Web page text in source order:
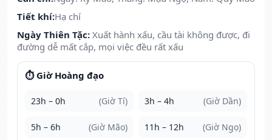
Tiết khí:Hạ chí
Ngày Thiên Tặc: Xuất hành xấu, cầu tài không được, đi
đường dễ mất cắp, mọi việc đều rất xấu
⏱️ Giờ Hoàng đạo
23h – 0h (Giờ Tí) 3h – 4h (Giờ Dần)
5h – 6h (Giờ Mão) 11h – 12h (Giờ Ngọ)